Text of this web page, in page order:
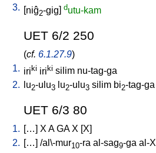
3.
niĝ2-gig dutu-kam
UET 6/2 250
(cf. 6.1.27.9)
1. iriki iriki silim nu-tag-ga
2.
lu2-ulu3 lu2-ulu3 silim bi2-tag-ga
UET 6/3 80
1. […] X A GA X [X]
2. […] /al\-mur10-ra al-sag9-ga al-X